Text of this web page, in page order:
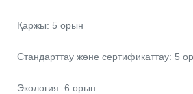
Қаржы: 5 орын
Стандарттау және сертификаттау: 5
Экология: 6 орын